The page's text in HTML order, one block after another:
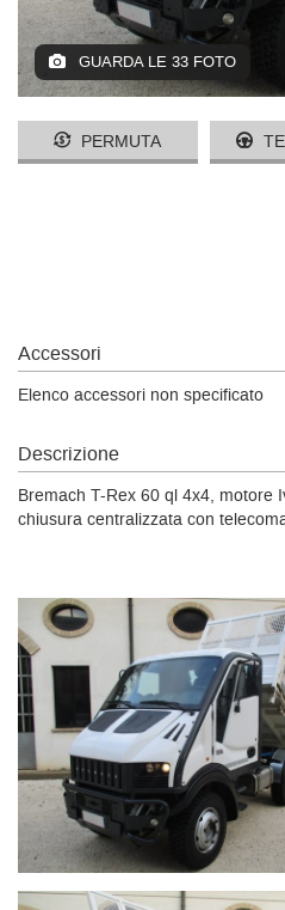
GUARDA LE 33 FOTO
PERMUTA
Accessori
Elenco accessori non specificato
Descrizione
Bremach T-Rex 60 ql 4x4, motore
chiusura centralizzata con